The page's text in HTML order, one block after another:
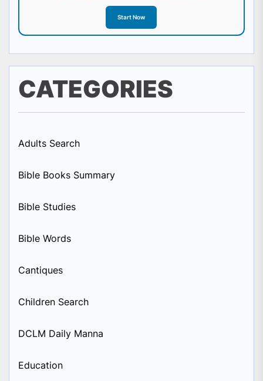
Start Now
CATEGORIES
Adults Search
Bible Books Summary
Bible Studies
Bible Words
Cantiques
Children Search
DCLM Daily Manna
Education